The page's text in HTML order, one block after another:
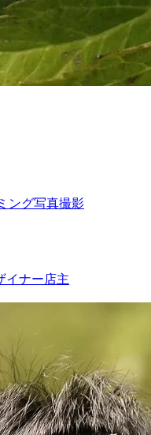
ング写真撮影
イナー店主